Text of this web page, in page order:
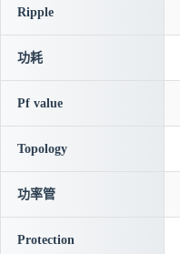
Ripple
功耗
Pf value
Topology
功率管
Protection